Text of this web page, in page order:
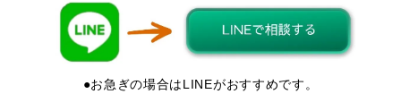
●お急ぎの場合はLINEがおすすめです。